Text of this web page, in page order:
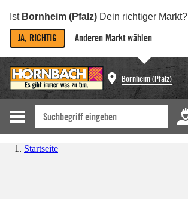
Ist Bornheim (Pfalz) Dein richtiger Markt?
JA, RICHTIG Anderen Markt wählen
Bornheim (Pfalz)
Startseite